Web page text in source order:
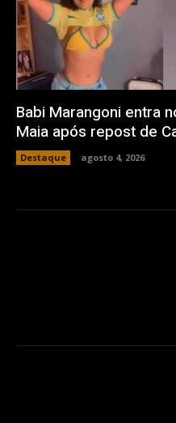
Babi Marangoni entra
Maia após repost de
Destaque agosto 4, 2026